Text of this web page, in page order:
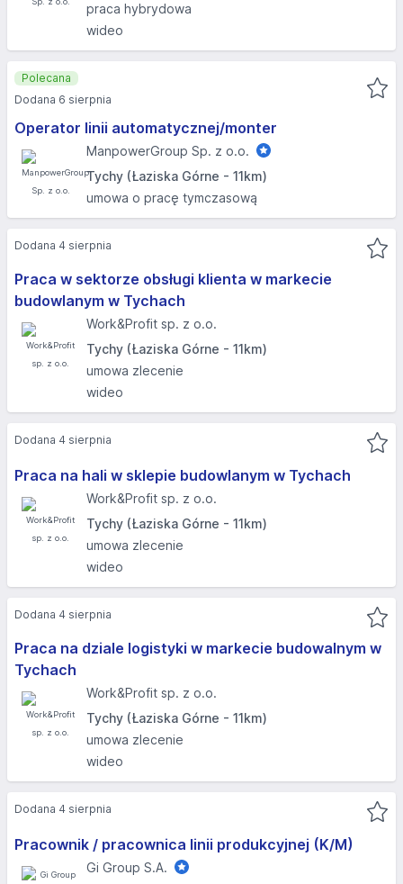
praca hybrydowa
wideo
Operator linii automatycznej/monter
ManpowerGroup Sp. z o.o.
Tychy (Łaziska Górne - 11km)
umowa o pracę tymczasową
Polecana
Dodana 6 sierpnia
Praca w sektorze obsługi klienta w markecie
budowlanym w Tychach
Work&Profit sp. z o.o.
Tychy (Łaziska Górne - 11km)
umowa zlecenie
wideo
Dodana 4 sierpnia
Praca na hali w sklepie budowlanym w Tychach
Work&Profit sp. z o.o.
Tychy (Łaziska Górne - 11km)
umowa zlecenie
wideo
Dodana 4 sierpnia
Praca na dziale logistyki w markecie budowalnym w
Tychach
Work&Profit sp. z o.o.
Tychy (Łaziska Górne - 11km)
umowa zlecenie
wideo
Dodana 4 sierpnia
Pracownik / pracownica linii produkcyjnej (K/M)
Gi Group S.A.
Dodana 4 sierpnia